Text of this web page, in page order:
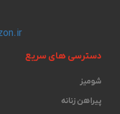
دسترسی های سریع
شومیز
پیراهن زنانه